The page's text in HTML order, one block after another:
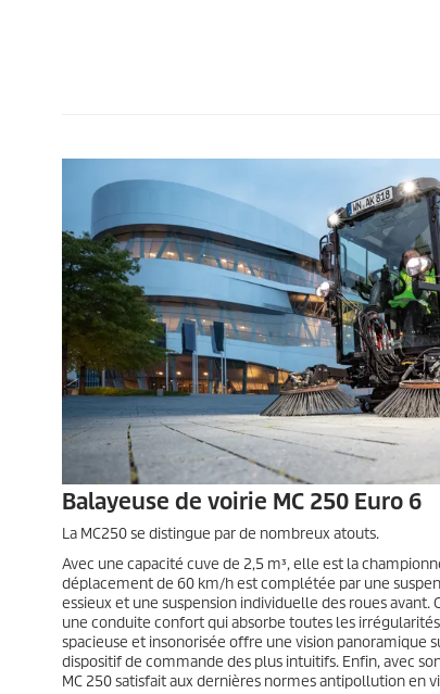
Balayeuse de voirie MC 250 Euro 6
La MC250 se distingue par de nombreux atouts.
Avec une capacité cuve de 2,5 m³, elle est la
déplacement de 60 km/h est complétée par une
essieux et une suspension individuelle des roues
une conduite confort qui absorbe toutes les
spacieuse et insonorisée offre une vision panoramique
dispositif de commande des plus intuitifs. Enfin, avec
MC 250 satisfait aux dernières normes antipollution en